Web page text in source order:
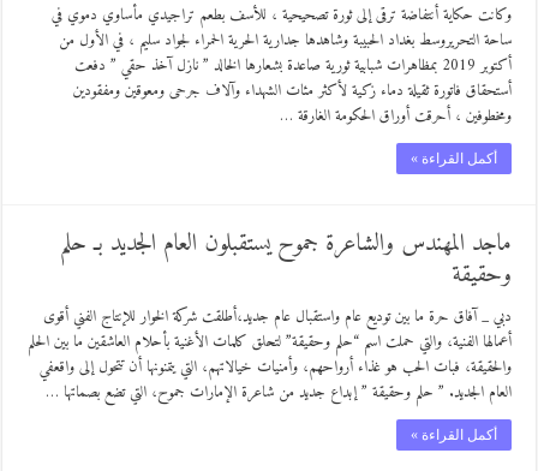
وكانت حكاية أنتفاضة ترقى إلى ثورة تصحيحية ، للأسف بطعم تراجيدي مأساوي دموي في
ساحة التحريروسط بغداد الحبيبة وشاهدها جدارية الحرية الحمراء لجواد سليم ، في الأول من
أكتوبر 2019 بمظاهرات شبابية ثورية صاعدة بشعارها الخالد ” نازل آخذ حقي ” دفعت
أستحقاق فاتورة ثقيلة دماء زكية لأكثر مئات الشهداء وآلاف جرحى ومعوقين ومفقودين
ومخطوفين ، أحرقت أوراق الحكومة الغارقة …
أكمل القراءة »
ماجد المهندس والشاعرة جموح يستقبلون العام الجديد بـ حلم
وحقيقة
دبي _ آفاق حرة ما بين توديع عام واستقبال عام جديد،أطلقت شركة الخوار للإنتاج الفني أقوى
أعمالها الفنية، والتي حملت اسم “حلم وحقيقة” لتحلق كلمات الأغنية بأحلام العاشقين ما بين الحلم
والحقيقة، فبات الحب هو غذاء أرواحهم، وأمنيات خيالاتهم، التي يتمنونها أن تتحول إلى واقعفي
العام الجديد. ” حلم وحقيقة ” إبداع جديد من شاعرة الإمارات جموح، التي تضع بصماتها …
أكمل القراءة »